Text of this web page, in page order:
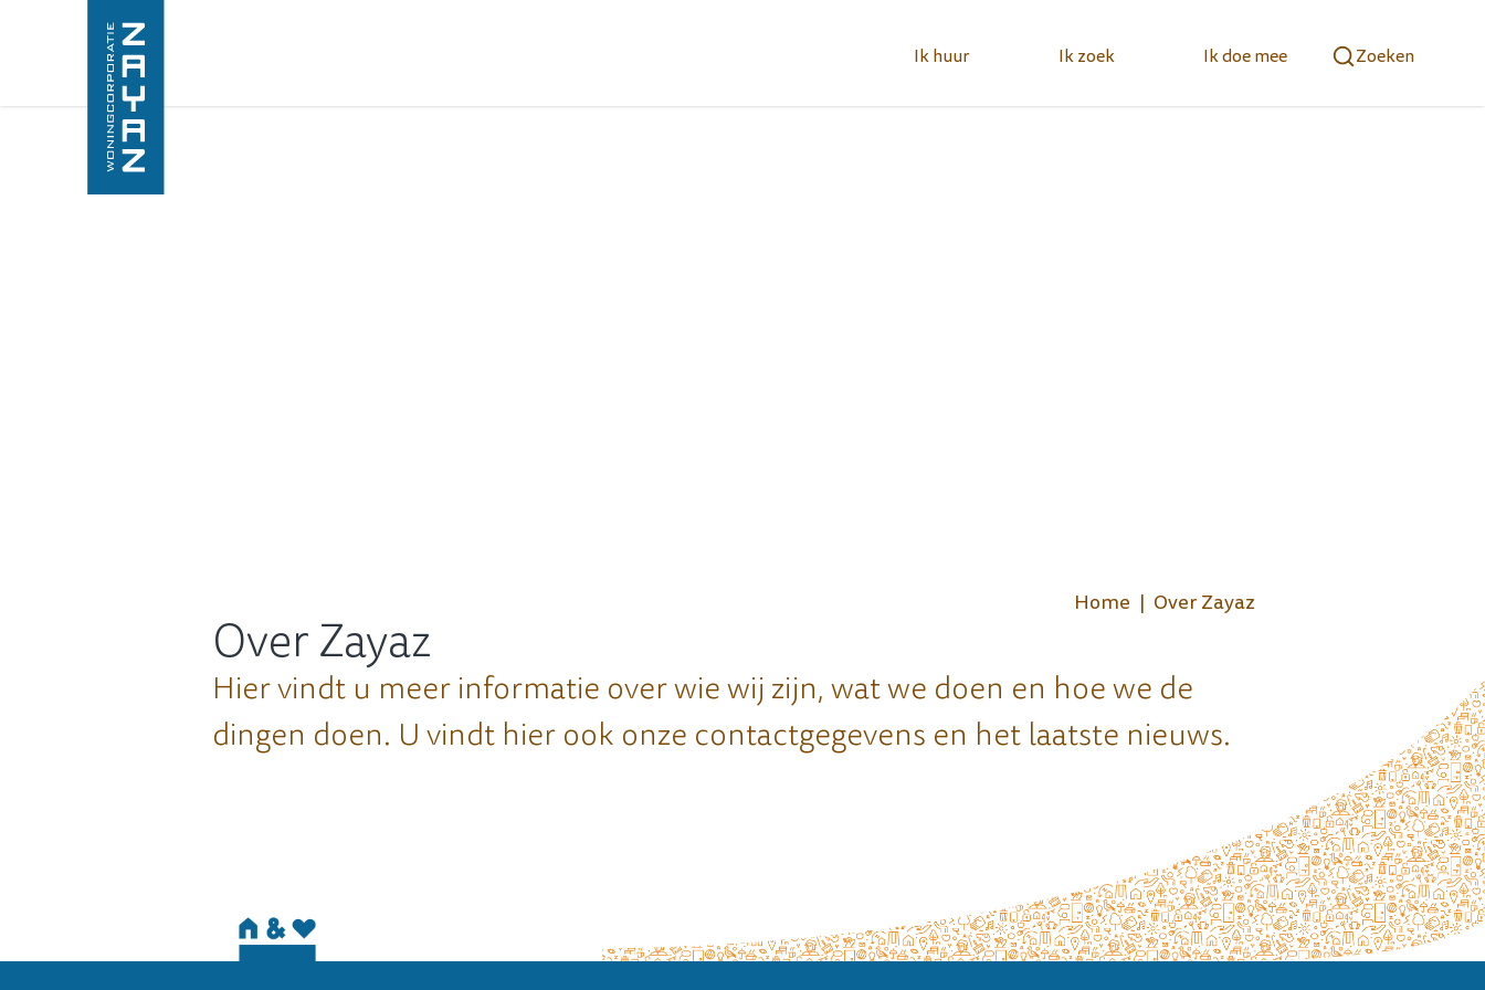
Ik huur Ik zoek Ik doe mee Zoeken
Home Over Zayaz
Over Zayaz
Hier vindt u meer informatie over wie wij zijn, wat we doen en hoe we de
dingen doen. U vindt hier ook onze contactgegevens en het laatste nieuws.